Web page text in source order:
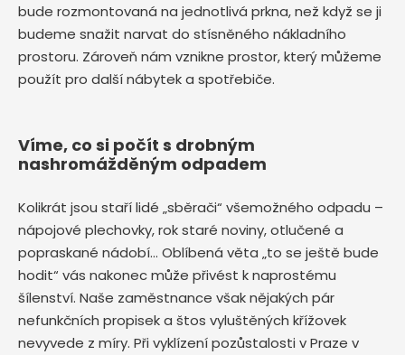
bude rozmontovaná na jednotlivá prkna, než když se ji
budeme snažit narvat do stísněného nákladního
prostoru. Zároveň nám vznikne prostor, který můžeme
použít pro další nábytek a spotřebiče.
Víme, co si počít s drobným
nashromážděným odpadem
Kolikrát jsou staří lidé „sběrači“ všemožného odpadu –
nápojové plechovky, rok staré noviny, otlučené a
popraskané nádobí… Oblíbená věta „to se ještě bude
hodit“ vás nakonec může přivést k naprostému
šílenství. Naše zaměstnance však nějakých pár
nefunkčních propisek a štos vyluštěných křížovek
nevyvede z míry. Při vyklízení pozůstalosti v Praze v